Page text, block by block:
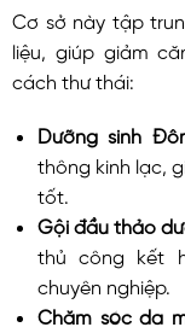
Cơ sở này tập
liệu, giúp giảm
cách thư thái:
Dưỡng sinh
thông kinh lạc,
tốt.
Gội đầu thảo
thủ công kết
chuyên nghiệp.
Chăm sóc da